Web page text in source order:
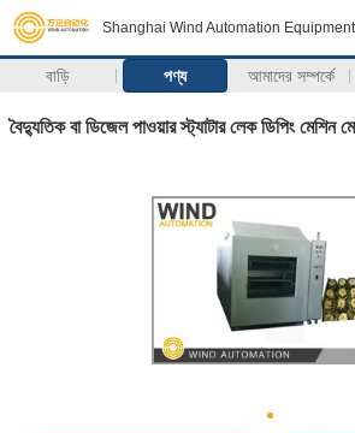
Shanghai Wind Automation
বাড়ি পণ্য আমাদের সম্পর্কে
বৈদ্যুতিক বা ডিজেল পাওয়ার স্ট্যাটার লেক ডিপিং মেশিন